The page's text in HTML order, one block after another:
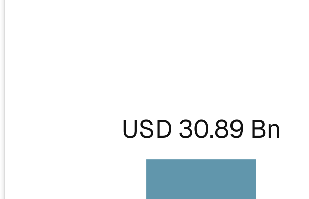
USD 30.89 Bn